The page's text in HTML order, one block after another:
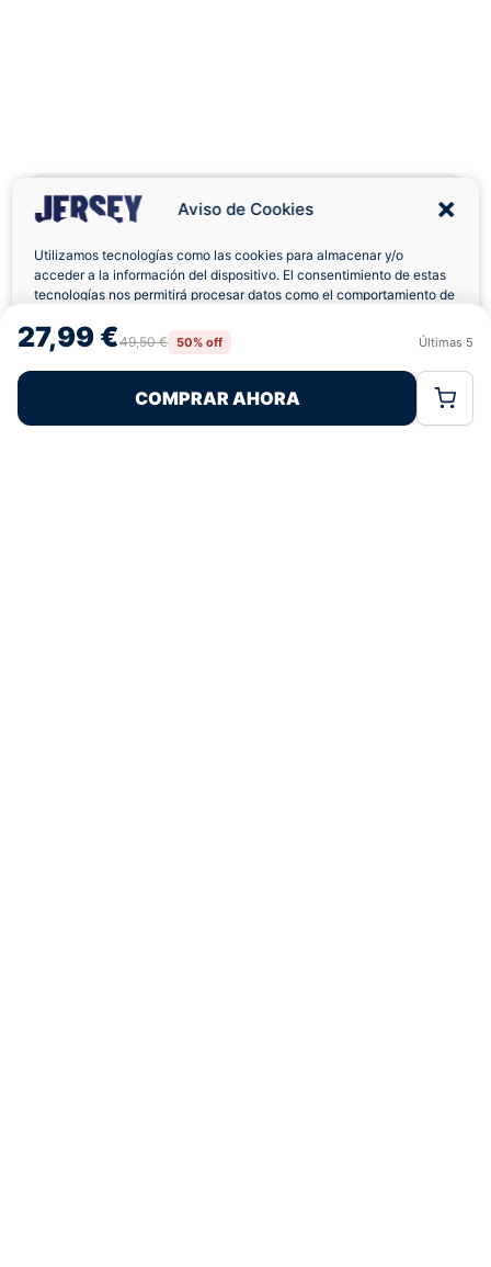
Aviso de Cookies
Utilizamos tecnologías como las cookies para almacenar y/o
acceder a la información del dispositivo. El consentimiento de estas
tecnologías nos permitirá procesar datos como el comportamiento de
retirar el consentimiento, puede afectar negativamente a ciertas
características y funciones.
Rechazar
Política de CookiesPolítica de Privacidad
27,99 €49,50 € 50% off Últimas 5
COMPRAR AHORA
Envíos a Domicilio Devolución 7 Días
Pagos 100% Seguros Ofertas Sin Límites